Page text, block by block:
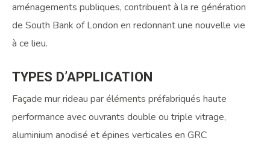
aménagements publiques, contribuent à la re génération
de South Bank of London en redonnant une nouvelle vie
à ce lieu.
TYPES D’APPLICATION
Façade mur rideau par éléments préfabriqués haute
performance avec ouvrants double ou triple vitrage,
aluminium anodisé et épines verticales en GRC